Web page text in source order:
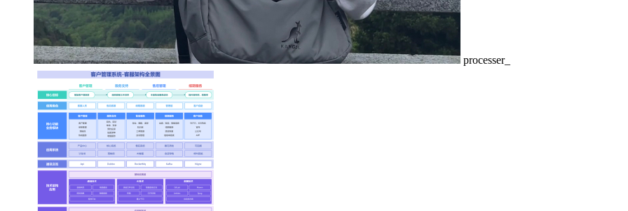
processer_